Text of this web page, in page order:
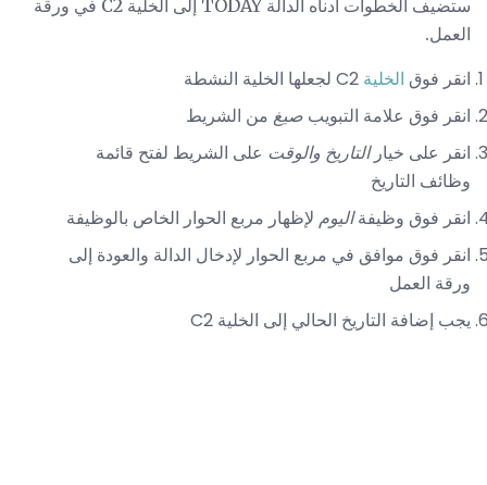
ستضيف الخطوات أدناه الدالة TODAY إلى الخلية C2 في ورقة
العمل.
انقر فوق الخلية
انقر فوق علامة التبويب صيغ من الشريط
انقر على خيارالتاريخ والوقت على الشريط لفتح قائمة
وظائف التاريخ
انقر فوق وظيفةاليوم لإظهار مربع الحوار الخاص بالوظيفة
انقر فوق موافق في مربع الحوار لإدخال الدالة والعودة إلى
ورقة العمل
يجب إضافة التاريخ الحالي إلى الخلية C2